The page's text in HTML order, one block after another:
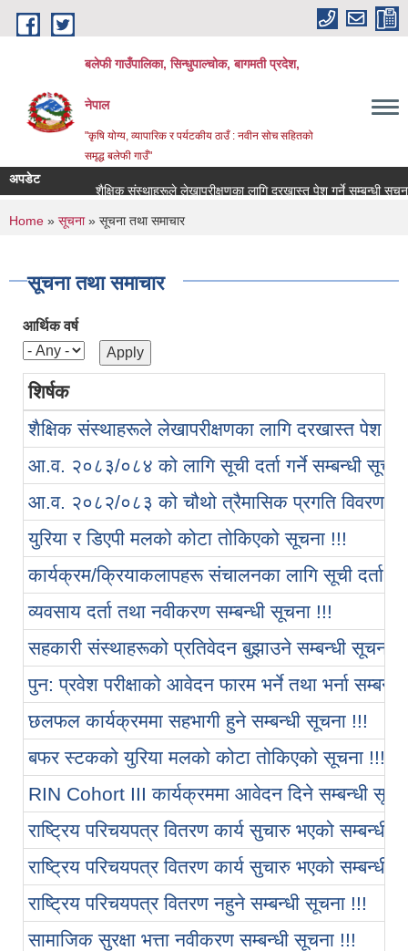
Skip to main content
बलेफी गाउँपालिका, सिन्धुपाल्चोक, बागमती प्रदेश,
नेपाल
"कृषि योग्य, व्यापारिक र पर्यटकीय ठाउँ : नवीन सोच सहितको
समृद्ध बलेफी गाउँ"
अपडेट
शैक्षिक संस्थाहरूले लेखापरीक्षणका लागि दरखास्त पेश गर्ने सम्बन्धी सूचना !!!
You are here
Home » सूचना» सूचना तथा समाचार
सूचना तथा समाचार
आर्थिक वर्ष
शिर्षक
शैक्षिक संस्थाहरूले लेखापरीक्षणका लागि दरखास्त पेश
आ.व. २०८३/०८४ को लागि सूची दर्ता गर्ने सम्बन्धी
आ.व. २०८२/०८३ को चौथो त्रैमासिक प्रगति विवरण
युरिया र डिएपी मलको कोटा तोकिएको सूचना !!!
कार्यक्रम/क्रियाकलापहरू संचालनका लागि सूची दर्ता
व्यवसाय दर्ता तथा नवीकरण सम्बन्धी सूचना !!!
सहकारी संस्थाहरूको प्रतिवेदन बुझाउने सम्बन्धी सूचना
पुन: प्रवेश परीक्षाको आवेदन फारम भर्ने तथा भर्ना
छलफल कार्यक्रममा सहभागी हुने सम्बन्धी सूचना !!!
बफर स्टकको युरिया मलको कोटा तोकिएको सूचना !!!
RIN Cohort III कार्यक्रममा आवेदन दिने सम्बन्धी
राष्ट्रिय परिचयपत्र वितरण कार्य सुचारु भएको सम्बन्धी
राष्ट्रिय परिचयपत्र वितरण कार्य सुचारु भएको सम्बन्धी
राष्ट्रिय परिचयपत्र वितरण नहुने सम्बन्धी सूचना !!!
सामाजिक सुरक्षा भत्ता नवीकरण सम्बन्धी सूचना !!!